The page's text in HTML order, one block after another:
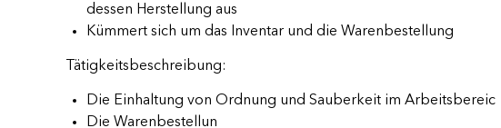
dessen Herstellung aus
Kümmert sich um das Inventar und die Warenbestellung
Tätigkeitsbeschreibung:
Die Einhaltung von Ordnung und Sauberkeit im Arbeitsbereic
Die Warenbestellun